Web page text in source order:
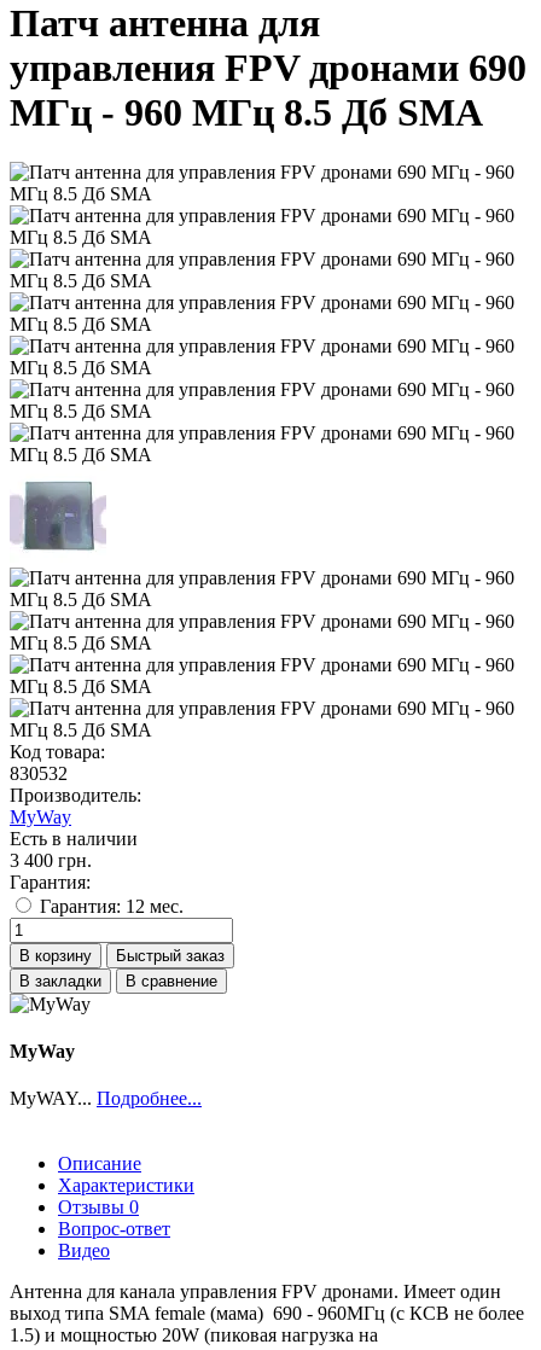
Патч антенна для
управления FPV дронами 690
МГц - 960 МГц 8.5 Дб SMA
Код товара:
830532
Производитель:
MyWay
Есть в наличии
3 400 грн.
Гарантия:
Гарантия: 12 мес.
В корзину
Быстрый заказ
В закладки
В сравнение
MyWay
MyWAY... Подробнее...
Описание
Характеристики
Отзывы 0
Вопрос-ответ
Видео
Антенна для канала управления FPV дронами. Имеет один
выход типа SMA female (мама) 690 - 960МГц (с КСВ не более
1.5) и мощностью 20W (пиковая нагрузка на